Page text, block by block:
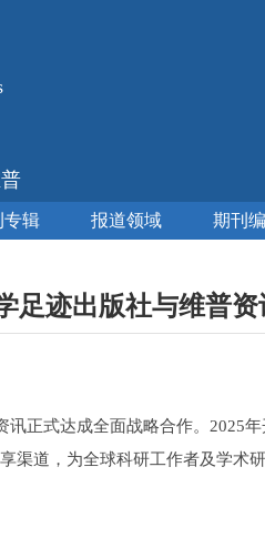
专辑 报道领域 期刊
足迹出版社与维普
讯正式达成全面战略合作。2025
渠道，为全球科研工作者及学术